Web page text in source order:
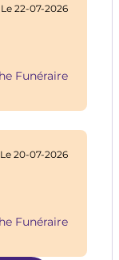
et de
un
de
Ne
Le 22-07-2026
Funéraire
Le 20-07-2026
Funéraire